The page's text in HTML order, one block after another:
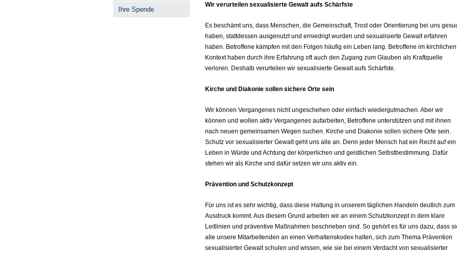
Ihre Spende
Wir verurteilen sexualisierte Gewalt aufs Schärfste
Es beschämt uns, dass Menschen, die Gemeinschaft, Trost oder Orientierung bei uns
haben, stattdessen ausgenutzt und erniedrigt wurden und sexualisierte Gewalt erfahren
haben. Betroffene kämpfen mit den Folgen häufig ein Leben lang. Betroffene im kirchlichen
Kontext haben durch ihre Erfahrung oft auch den Zugang zum Glauben als Kraftquelle
verloren. Deshalb verurteilen wir sexualisierte Gewalt aufs Schärfste.
Kirche und Diakonie sollen sichere Orte sein
Wir können Vergangenes nicht ungeschehen oder einfach wiedergutmachen. Aber wir
können und wollen aktiv Vergangenes aufarbeiten, Betroffene unterstützen und mit ihnen
nach neuen gemeinsamen Wegen suchen. Kirche und Diakonie sollen sichere Orte sein.
Schutz vor sexualisierter Gewalt geht uns alle an. Denn jeder Mensch hat ein Recht auf ein
Leben in Würde und Achtung der körperlichen und geistlichen Selbstbestimmung. Dafür
stehen wir als Kirche und dafür setzen wir uns aktiv ein.
Prävention und Schutzkonzept
Für uns ist es sehr wichtig, dass diese Haltung in unserem täglichen Handeln deutlich zum
Ausdruck kommt. Aus diesem Grund arbeiten wir an einem Schutzkonzept in dem klare
Leitlinien und präventive Maßnahmen beschrieben sind. So gehört es für uns dazu, dass
alle unsere Mitarbeitenden an einen Verhaltenskodex halten, sich zum Thema Prävention
sexualisierter Gewalt schulen und wissen, wie sie bei einem Verdacht von sexualisierter